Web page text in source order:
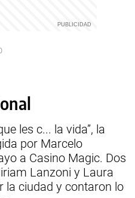
les c... la vida”, la
por Marcelo
a Casino Magic. Dos
Lanzoni y Laura
la ciudad y contaron lo